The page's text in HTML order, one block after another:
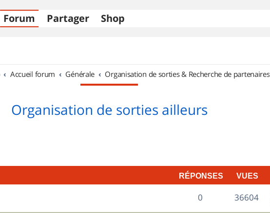
Forum Partager Shop
Accueil forum Générale Organisation de sorties & Recherche de partenaires
Organisation de sorties ailleurs
RÉPONSES VUES
0R
é
36604V
u